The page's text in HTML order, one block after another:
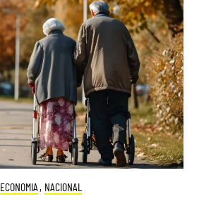
ECONOMIA , NACIONAL